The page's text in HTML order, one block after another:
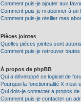
Comment puis-je ajouter aux
Comment puis-je m’abonner à un
Comment puis-je résilier mes
Pièces jointes
Quelles pièces jointes sont
Comment puis-je retrouver
À propos de phpBB
Qui a développé ce logiciel de
Pourquoi la fonctionnalité X n’est-
Qui dois-je contacter à propos de
Comment puis-je contacter un